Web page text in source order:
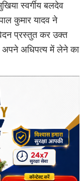
स्वर्गीय बलदेव
कुमार यादव ने
प्रस्तुत कर उक्त
अपने अधिपत्य में लेने का